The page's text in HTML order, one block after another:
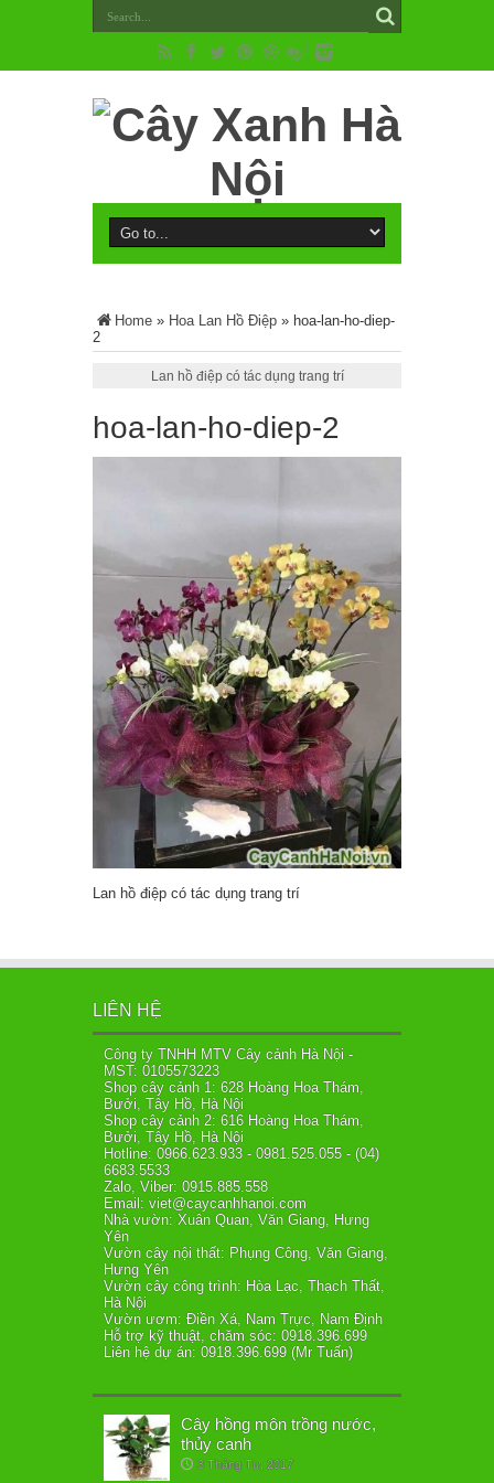
Home » Hoa Lan Hồ Điệp » hoa-lan-ho-diep-
2
Lan hồ điệp có tác dụng trang trí
hoa-lan-ho-diep-2
Lan hồ điệp có tác dụng trang trí
LIÊN HỆ
Công ty TNHH MTV Cây cảnh Hà Nội -
MST: 0105573223
Shop cây cảnh 1: 628 Hoàng Hoa Thám,
Bưởi, Tây Hồ, Hà Nội
Shop cây cảnh 2: 616 Hoàng Hoa Thám,
Bưởi, Tây Hồ, Hà Nội
Hotline: 0966.623.933 - 0981.525.055 - (04)
6683.5533
Zalo, Viber: 0915.885.558
Email: viet@caycanhhanoi.com
Nhà vườn: Xuân Quan, Văn Giang, Hưng
Yên
Vườn cây nội thất: Phụng Công, Văn Giang,
Hưng Yên
Vườn cây công trình: Hòa Lạc, Thạch Thất,
Hà Nội
Vườn ươm: Điền Xá, Nam Trực, Nam Định
Hỗ trợ kỹ thuật, chăm sóc: 0918.396.699
Liên hệ dự án: 0918.396.699 (Mr Tuấn)
Cây hồng môn trồng nước,
thủy canh
3 Tháng Tư, 2017